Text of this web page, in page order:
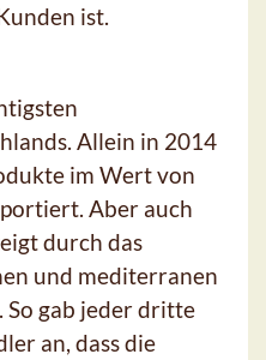
ist.
Allein in 2014
im Wert von
Aber auch
durch das
und mediterranen
So gab jeder dritte
an, dass die